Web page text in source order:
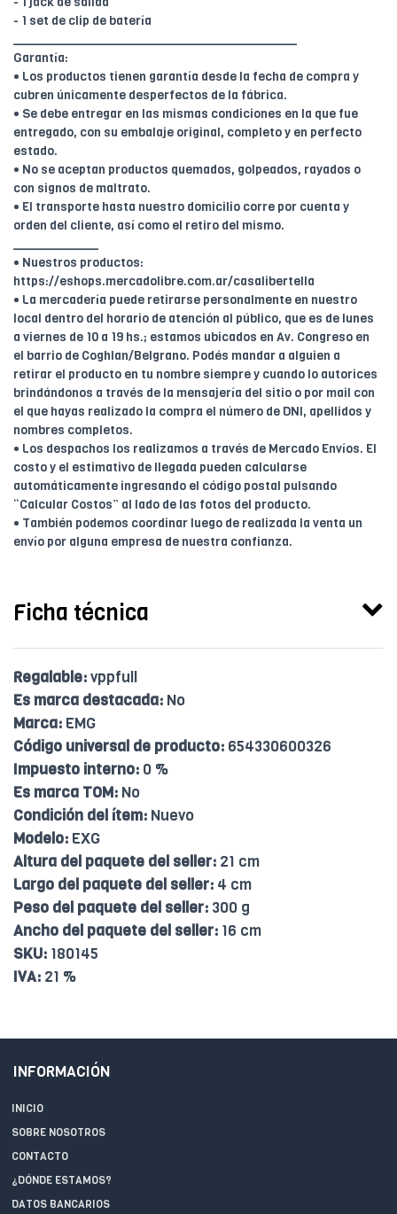
- 1 set de clip de batería
Garantía:
• Los productos tienen garantía desde la fecha de compra y
cubren únicamente desperfectos de la fábrica.
• Se debe entregar en las mismas condiciones en la que fue
entregado, con su embalaje original, completo y en perfecto
estado.
• No se aceptan productos quemados, golpeados, rayados o
con signos de maltrato.
• El transporte hasta nuestro domicilio corre por cuenta y
orden del cliente, así como el retiro del mismo.
• Nuestros productos:
https://eshops.mercadolibre.com.ar/casalibertella
• La mercadería puede retirarse personalmente en nuestro
local dentro del horario de atención al público, que es de lunes
a viernes de 10 a 19 hs.; estamos ubicados en Av. Congreso en
el barrio de Coghlan/Belgrano. Podés mandar a alguien a
retirar el producto en tu nombre siempre y cuando lo autorices
brindándonos a través de la mensajería del sitio o por mail con
el que hayas realizado la compra el número de DNI, apellidos y
nombres completos.
• Los despachos los realizamos a través de Mercado Envíos. El
costo y el estimativo de llegada pueden calcularse
automáticamente ingresando el código postal pulsando
“Calcular Costos” al lado de las fotos del producto.
• También podemos coordinar luego de realizada la venta un
envío por alguna empresa de nuestra confianza.
Ficha técnica
Regalable:vppfull
Es marca destacada: No
Marca: EMG
Código universal de producto: 654330600326
Impuesto interno: 0 %
Es marca TOM: No
Condición del ítem: Nuevo
Modelo: EXG
Altura del paquete del seller: 21 cm
Largo del paquete del seller: 4 cm
Peso del paquete del seller: 300 g
Ancho del paquete del seller: 16 cm
SKU: 180145
IVA: 21 %
INFORMACIÓN
INICIO
SOBRE NOSOTROS
CONTACTO
¿DÓNDE ESTAMOS?
DATOS BANCARIOS